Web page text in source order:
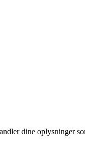
dine oplysninger